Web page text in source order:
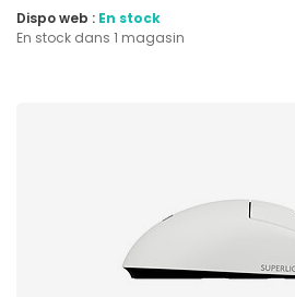
Dispo web : En stock
En stock dans 1 magasin